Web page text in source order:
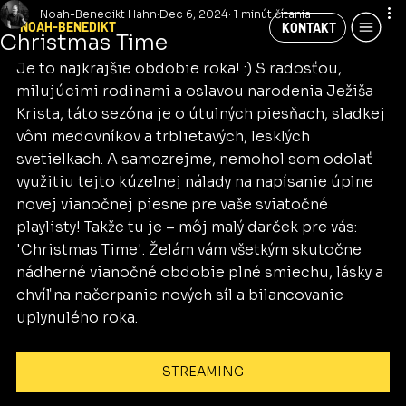
NOAH-BENEDIKT KONTAKT
Christmas Time
Noah-Benedikt Hahn Dec 6, 2024 1 minút čítania
Je to najkrajšie obdobie roka! :) S radosťou,
milujúcimi rodinami a oslavou narodenia Ježiša
Krista, táto sezóna je o útulných piesňach, sladkej
vôni medovníkov a trblietavých, lesklých
svetielkach. A samozrejme, nemohol som odolať
využitiu tejto kúzelnej nálady na napísanie úplne
novej vianočnej piesne pre vaše sviatočné
playlisty! Takže tu je – môj malý darček pre vás:
'Christmas Time'. Želám vám všetkým skutočne
nádherné vianočné obdobie plné smiechu, lásky a
chvíľ na načerpanie nových síl a bilancovanie
uplynulého roka.
STREAMING